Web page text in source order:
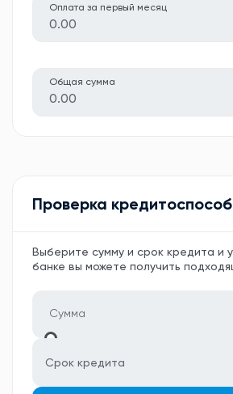
Оплата за первый месяц
0.00
Общая сумма
0.00
Проверка
Выберите сумму и срок кредита и
банке вы можете получить
Срок кредита